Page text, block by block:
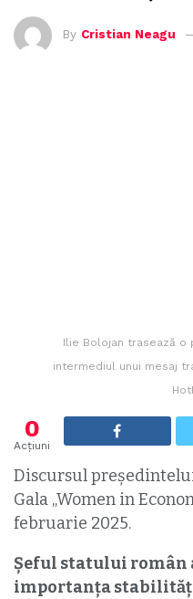
By Cristian Neagu
Ilie Bolojan trasează o
intermediul unui mesaj
0
Acțiuni
Discursul
Gala „Women in
februarie 2025.
Şeful statului
importanţa